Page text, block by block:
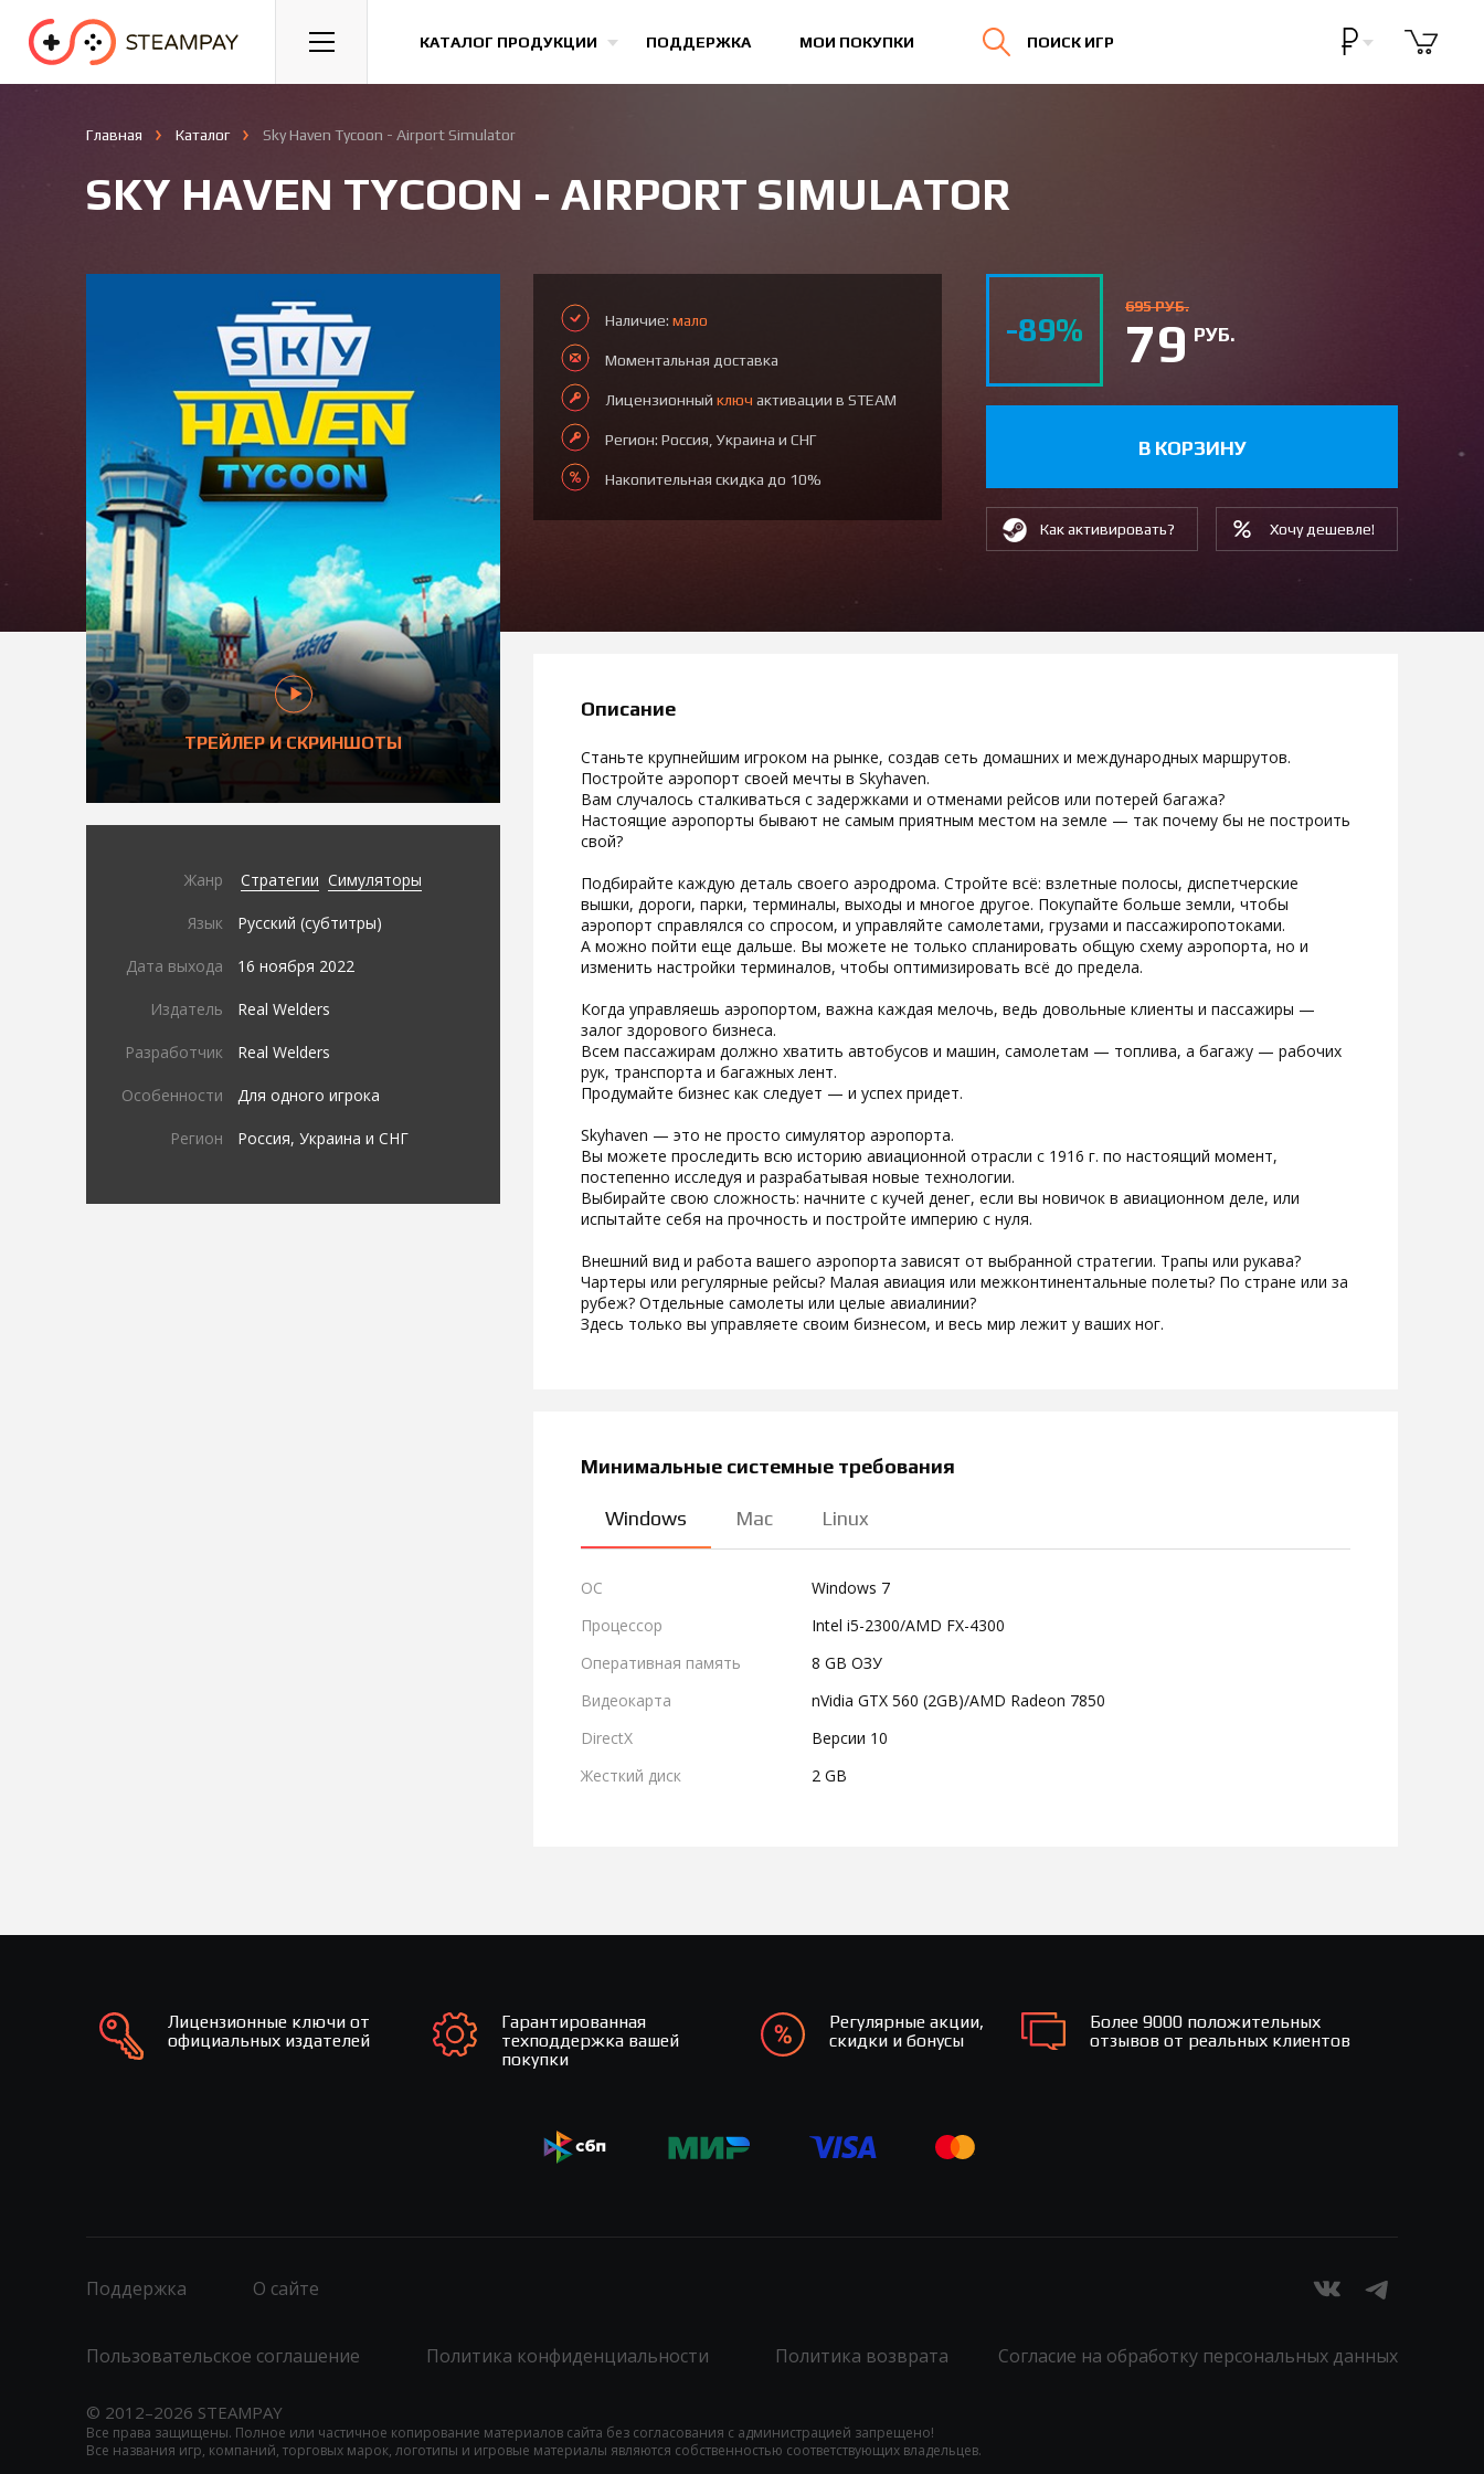
КАТАЛОГ ПРОДУКЦИИ ПОДДЕРЖКА МОИ ПОКУПКИ ПОИСК ИГР
Спорт Гонки Казуальные Все игры
Главная Каталог Sky Haven Tycoon - Airport Simulator
SKY HAVEN TYCOON - AIRPORT SIMULATOR
ТРЕЙЛЕР И СКРИНШОТЫ
Жанр Стратегии Симуляторы
Язык Русский (субтитры)
Дата выхода 16 ноября 2022
Издатель Real Welders
Разработчик Real Welders
Особенности Для одного игрока
Регион Россия, Украина и СНГ
Наличие: мало
Моментальная доставка
Лицензионный ключ активации в STEAM
Регион: Россия, Украина и СНГ
Накопительная скидка до 10%
-89%
695 РУБ.
79РУБ.
В КОРЗИНУ
Как активировать? Хочу дешевле!
Описание
Станьте крупнейшим игроком на рынке, создав сеть домашних и международных маршрутов.
Постройте аэропорт своей мечты в Skyhaven.
Вам случалось сталкиваться с задержками и отменами рейсов или потерей багажа?
Настоящие аэропорты бывают не самым приятным местом на земле — так почему бы не построить
свой?
Подбирайте каждую деталь своего аэродрома. Стройте всё: взлетные полосы, диспетчерские
вышки, дороги, парки, терминалы, выходы и многое другое. Покупайте больше земли, чтобы
аэропорт справлялся со спросом, и управляйте самолетами, грузами и пассажиропотоками.
А можно пойти еще дальше. Вы можете не только спланировать общую схему аэропорта, но и
изменить настройки терминалов, чтобы оптимизировать всё до предела.
Когда управляешь аэропортом, важна каждая мелочь, ведь довольные клиенты и пассажиры —
залог здорового бизнеса.
Всем пассажирам должно хватить автобусов и машин, самолетам — топлива, а багажу — рабочих
рук, транспорта и багажных лент.
Продумайте бизнес как следует — и успех придет.
Skyhaven — это не просто симулятор аэропорта.
Вы можете проследить всю историю авиационной отрасли с 1916 г. по настоящий момент,
постепенно исследуя и разрабатывая новые технологии.
Выбирайте свою сложность: начните с кучей денег, если вы новичок в авиационном деле, или
испытайте себя на прочность и постройте империю с нуля.
Внешний вид и работа вашего аэропорта зависят от выбранной стратегии. Трапы или рукава?
Чартеры или регулярные рейсы? Малая авиация или межконтинентальные полеты? По стране или за
рубеж? Отдельные самолеты или целые авиалинии?
Здесь только вы управляете своим бизнесом, и весь мир лежит у ваших ног.
Минимальные системные требования
Windows Mac Linux
ОС
Windows 7
Процессор
Intel i5-2300/AMD FX-4300
Оперативная память
8 GB ОЗУ
Видеокарта
nVidia GTX 560 (2GB)/AMD Radeon 7850
DirectX
Версии 10
Жесткий диск
2 GB
Лицензионные ключи от
официальных издателей
Гарантированная
техподдержка вашей
покупки
Регулярные акции,
скидки и бонусы
Более 9000 положительных
отзывов от реальных клиентов
© 2012–2026 STEAMPAY
Все права защищены. Полное или частичное копирование материалов сайта без согласования с администрацией запрещено!
Все названия игр, компаний, торговых марок, логотипы и игровые материалы являются собственностью соответствующих владельцев.
Поддержка О сайте
Пользовательское соглашение Политика конфиденциальности Политика возврата Согласие на обработку персональных данных